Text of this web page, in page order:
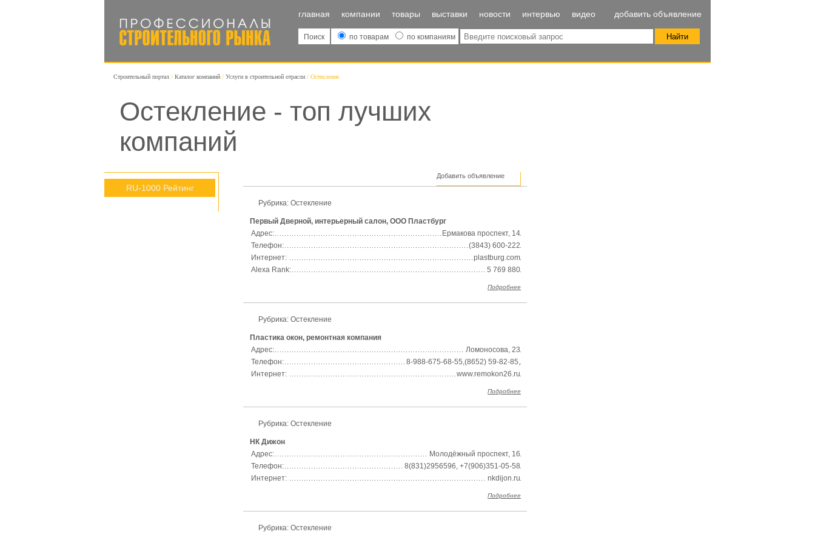
главная компании товары выставки новости интервью видео добавить объявление
Поиск по товарам по компаниям
Строительный портал Каталог компаний Услуги в строительной отрасли Остекление
Остекление - топ лучших
компаний
RU-1000 Рейтинг
Добавить объявление
Рубрика: Остекление
Первый Дверной, интерьерный салон, ООО Пластбург
Адрес:
Ермакова проспект, 14
Телефон:
(3843) 600-222
Интернет:
plastburg.com
Alexa Rank:
5 769 880
Подробнее
Рубрика: Остекление
Пластика окон, ремонтная компания
Адрес:
Ломоносова, 23
Телефон:
8-988-675-68-55,(8652) 59-82-85,
Интернет:
www.remokon26.ru
Подробнее
Рубрика: Остекление
НК Дижон
Адрес:
Молодёжный проспект, 16
Телефон:
8(831)2956596, +7(906)351-05-58
Интернет:
nkdijon.ru
Подробнее
Рубрика: Остекление